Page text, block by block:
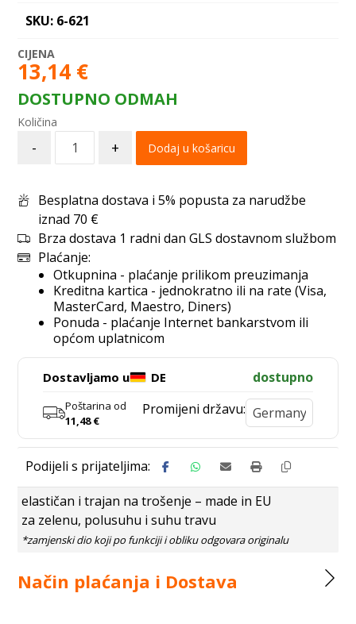
SKU: 6-621
13,14 €
DOSTUPNO ODMAH
- + Dodaj u košaricu
Besplatna dostava i 5% popusta za narudžbe
iznad 70 €
Brza dostava 1 radni dan GLS dostavnom službom
Plaćanje:
Otkupnina - plaćanje prilikom preuzimanja
Kreditna kartica - jednokratno ili na rate (Visa,
MasterCard, Maestro, Diners)
Ponuda - plaćanje Internet bankarstvom ili
općom uplatnicom
Dostavljamo u DE dostupno
Poštarina od
11,48€
Promijeni državu:
elastičan i trajan na trošenje – made in EU
za zelenu, polusuhu i suhu travu
Način plaćanja i Dostava